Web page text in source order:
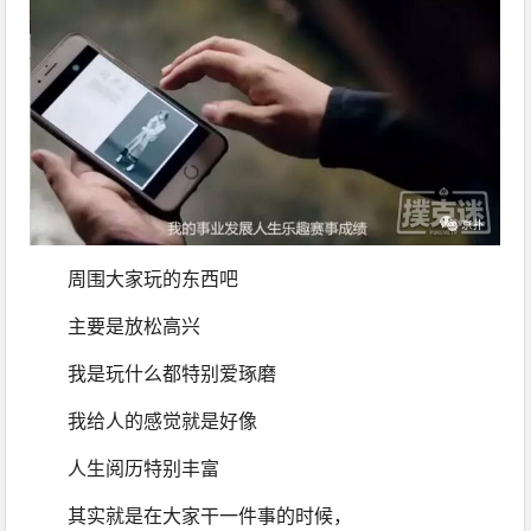
周围大家玩的东西吧
主要是放松高兴
我是玩什么都特别爱琢磨
我给人的感觉就是好像
人生阅历特别丰富
其实就是在大家干一件事的时候，